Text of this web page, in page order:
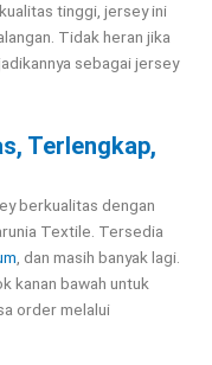
tinggi, jersey ini
Tidak heran jika
sebagai jersey
Terlengkap,
berkualitas dengan
Textile. Tersedia
, dan masih banyak lagi.
kanan bawah untuk
order melalui